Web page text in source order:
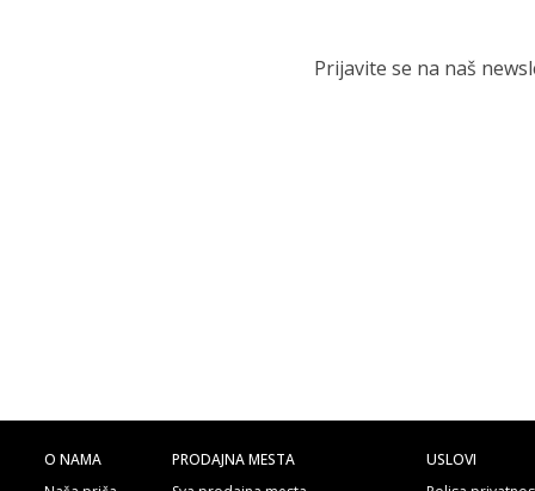
Prijavite se na naš
O NAMA
PRODAJNA MESTA
USLOVI